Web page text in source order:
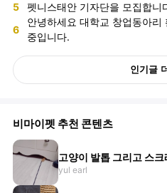
5 펫니스태안 기자단을 모집합니
6
안녕하세요 대학교 창업동아리
중입니다.
인기글
비마이펫 추천 콘텐츠
고양이 발톱 그리고 스
yul earl